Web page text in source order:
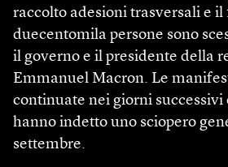
raccolto adesioni trasversali e il
duecentomila persone sono
il governo e il presidente della
Emmanuel Macron. Le
continuate nei giorni successivi
hanno indetto uno sciopero
settembre.